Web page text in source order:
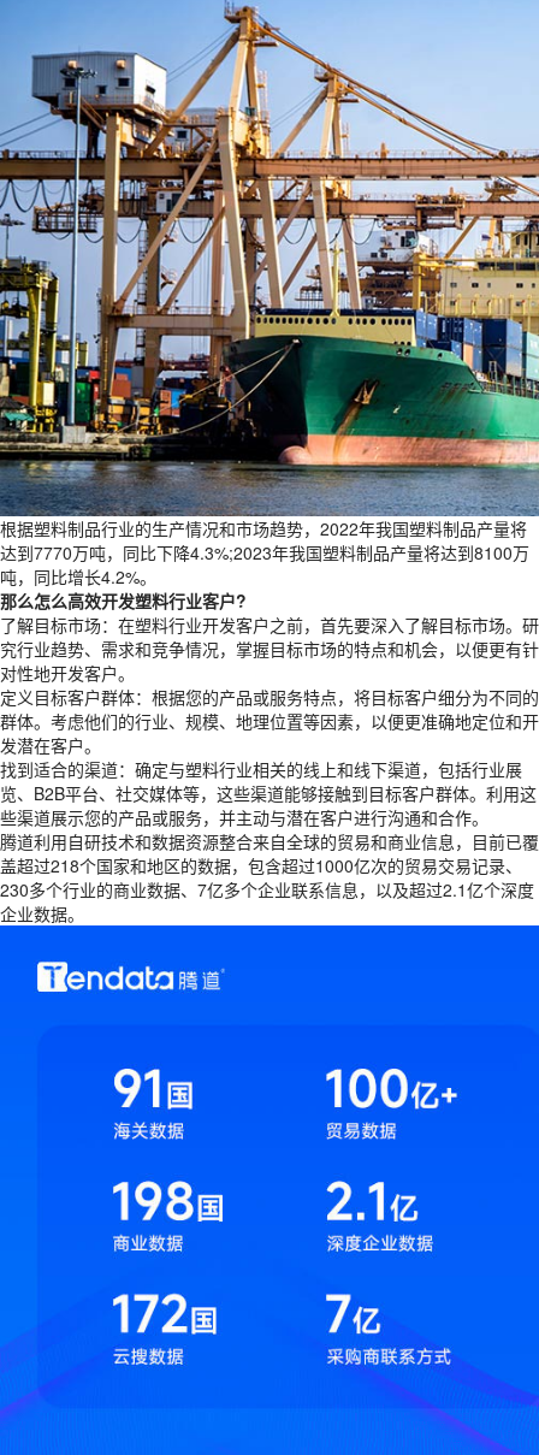
根据塑料制品行业的生产情况和市场趋势，2022年我国塑料制品产量将
达到7770万吨，同比下降4.3%;2023年我国塑料制品产量将达到8100万
吨，同比增长4.2%。
那么怎么高效开发塑料行业客户?
了解目标市场：在塑料行业开发客户之前，首先要深入了解目标市场。研
究行业趋势、需求和竞争情况，掌握目标市场的特点和机会，以便更有针
对性地开发客户。
定义目标客户群体：根据您的产品或服务特点，将目标客户细分为不同的
群体。考虑他们的行业、规模、地理位置等因素，以便更准确地定位和开
发潜在客户。
找到适合的渠道：确定与塑料行业相关的线上和线下渠道，包括行业展
览、B2B平台、社交媒体等，这些渠道能够接触到目标客户群体。利用这
些渠道展示您的产品或服务，并主动与潜在客户进行沟通和合作。
腾道利用自研技术和数据资源整合来自全球的贸易和商业信息，目前已覆
盖超过218个国家和地区的数据，包含超过1000亿次的贸易交易记录、
230多个行业的商业数据、7亿多个企业联系信息，以及超过2.1亿个深度
企业数据。